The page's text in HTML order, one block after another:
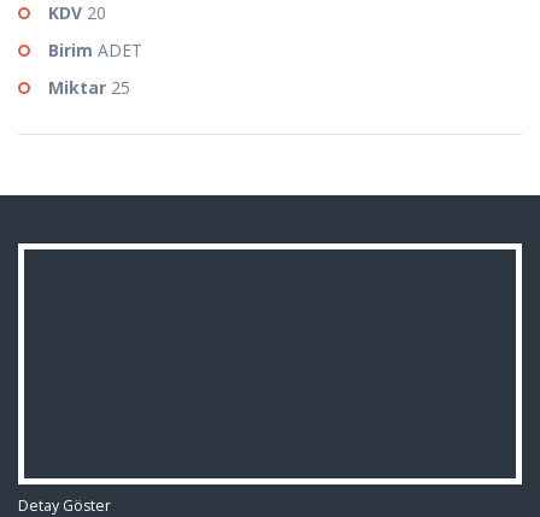
KDV 20
Birim ADET
Miktar 25
Detay Göster